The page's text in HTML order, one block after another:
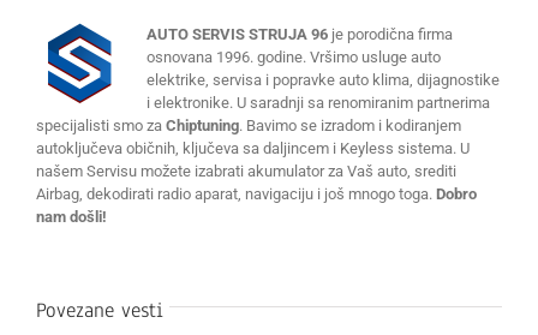
AUTO SERVIS STRUJA 96 je porodična firma
osnovana 1996. godine. Vršimo usluge auto
elektrike, servisa i popravke auto klima, dijagnostike
i elektronike. U saradnji sa renomiranim partnerima
specijalisti smo za Chiptuning. Bavimo se izradom i kodiranjem
autoključeva običnih, ključeva sa daljincem i Keyless sistema. U
našem Servisu možete izabrati akumulator za Vaš auto, srediti
Airbag, dekodirati radio aparat, navigaciju i još mnogo toga. Dobro
nam došli!
Povezane vesti